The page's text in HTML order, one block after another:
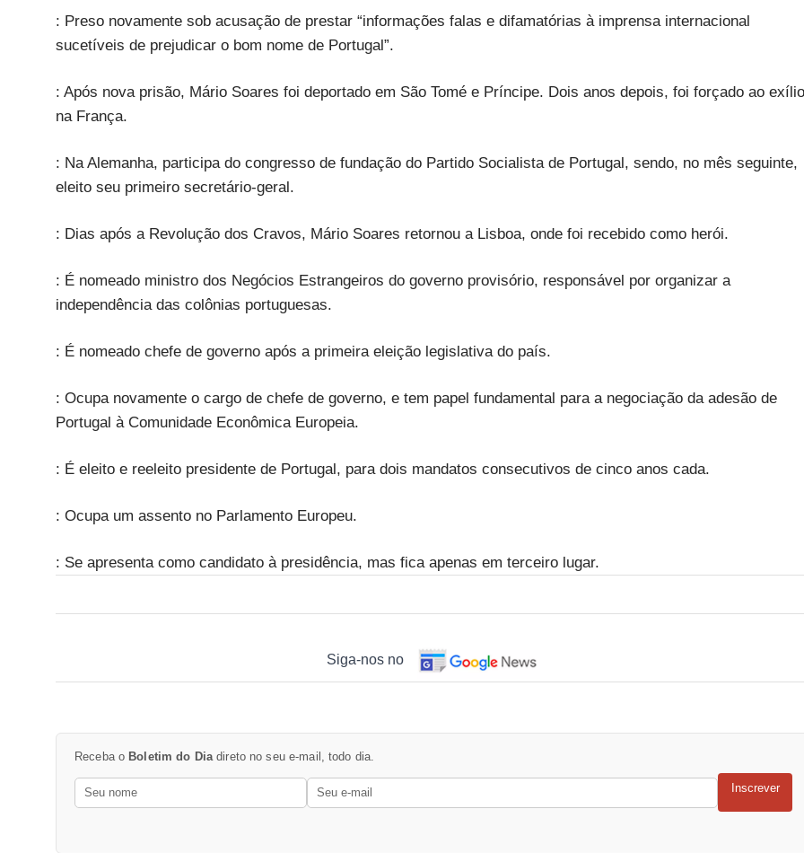
: Preso novamente sob acusação de prestar “informações falas e difamatórias à imprensa internacional
sucetíveis de prejudicar o bom nome de Portugal”.
: Após nova prisão, Mário Soares foi deportado em São Tomé e Príncipe. Dois anos depois, foi forçado ao exílio
na França.
: Na Alemanha, participa do congresso de fundação do Partido Socialista de Portugal, sendo, no mês seguinte,
eleito seu primeiro secretário-geral.
: Dias após a Revolução dos Cravos, Mário Soares retornou a Lisboa, onde foi recebido como herói.
: É nomeado ministro dos Negócios Estrangeiros do governo provisório, responsável por organizar a
independência das colônias portuguesas.
: É nomeado chefe de governo após a primeira eleição legislativa do país.
: Ocupa novamente o cargo de chefe de governo, e tem papel fundamental para a negociação da adesão de
Portugal à Comunidade Econômica Europeia.
: É eleito e reeleito presidente de Portugal, para dois mandatos consecutivos de cinco anos cada.
: Ocupa um assento no Parlamento Europeu.
: Se apresenta como candidato à presidência, mas fica apenas em terceiro lugar.
Siga-nos no
Receba o Boletim do Dia direto no seu e-mail, todo dia.
Inscrever